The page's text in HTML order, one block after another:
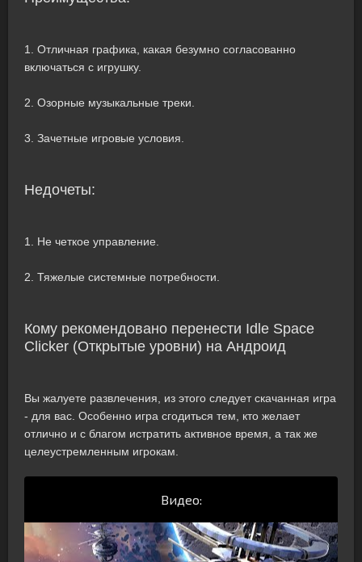
1. Отличная графика, какая безумно согласованно
включаться с игрушку.
2. Озорные музыкальные треки.
3. Зачетные игровые условия.
Недочеты:
1. Не четкое управление.
2. Тяжелые системные потребности.
Кому рекомендовано перенести Idle Space
Clicker (Открытые уровни) на Андроид
Вы жалуете развлечения, из этого следует скачанная игра
- для вас. Особенно игра сгодиться тем, кто желает
отлично и с благом истратить активное время, а так же
целеустремленным игрокам.
Видео: